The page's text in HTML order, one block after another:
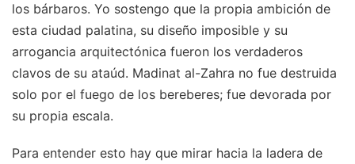
los bárbaros. Yo sostengo que la propia ambición de
esta ciudad palatina, su diseño imposible y su
arrogancia arquitectónica fueron los verdaderos
clavos de su ataúd. Madinat al-Zahra no fue destruida
solo por el fuego de los bereberes; fue devorada por
su propia escala.
Para entender esto hay que mirar hacia la ladera de